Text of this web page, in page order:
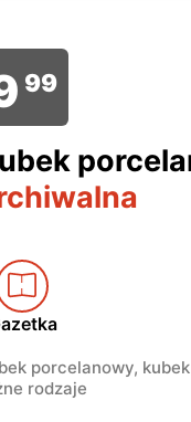
99
porcelanowy,
rodzaje